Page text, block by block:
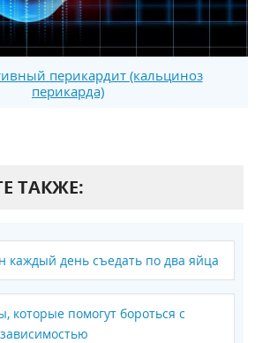
перикардит (кальциноз
перикарда)
ТАКЖЕ:
каждый день съедать по два яйца
которые помогут бороться с